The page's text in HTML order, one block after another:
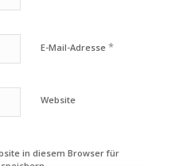
E-Mail-Adresse *
Website
in diesem Browser für